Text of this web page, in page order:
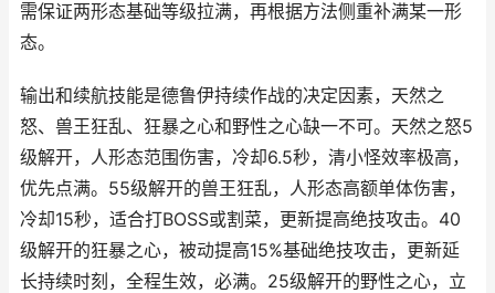
需保证两形态基础等级拉满，再根据方法侧重补满某一形
态。
输出和续航技能是德鲁伊持续作战的决定因素，天然之
怒、兽王狂乱、狂暴之心和野性之心缺一不可。天然之怒5
级解开，人形态范围伤害，冷却6.5秒，清小怪效率极高，
优先点满。55级解开的兽王狂乱，人形态高额单体伤害，
冷却15秒，适合打BOSS或割菜，更新提高绝技攻击。40
级解开的狂暴之心，被动提高15%基础绝技攻击，更新延
长持续时刻，全程生效，必满。25级解开的野性之心，立